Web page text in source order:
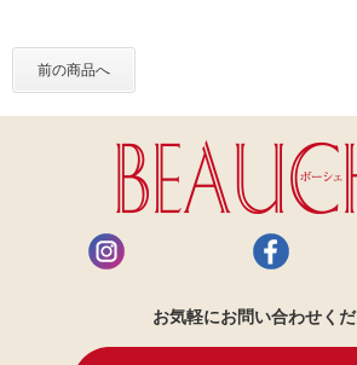
前の商品へ
お気軽にお問い合わせく